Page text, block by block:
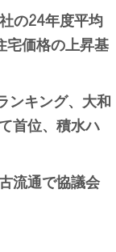
の24年度平均
宅価格の上昇基
ンキング、大和
首位、積水ハ
流通で協議会